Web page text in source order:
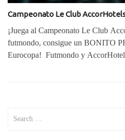
Campeonato Le Club
¡Juega al Campeonato Le Club
futmondo, consigue un BONITO
Eurocopa! Futmondo y